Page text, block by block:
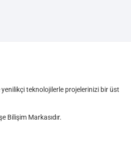
teknolojilerle projelerinizi bir üst
Bilişim Markasıdır.